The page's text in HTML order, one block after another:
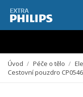
Vzhledem k aktuální
Úvod / Péče o tělo /
Cestovní pouzdro